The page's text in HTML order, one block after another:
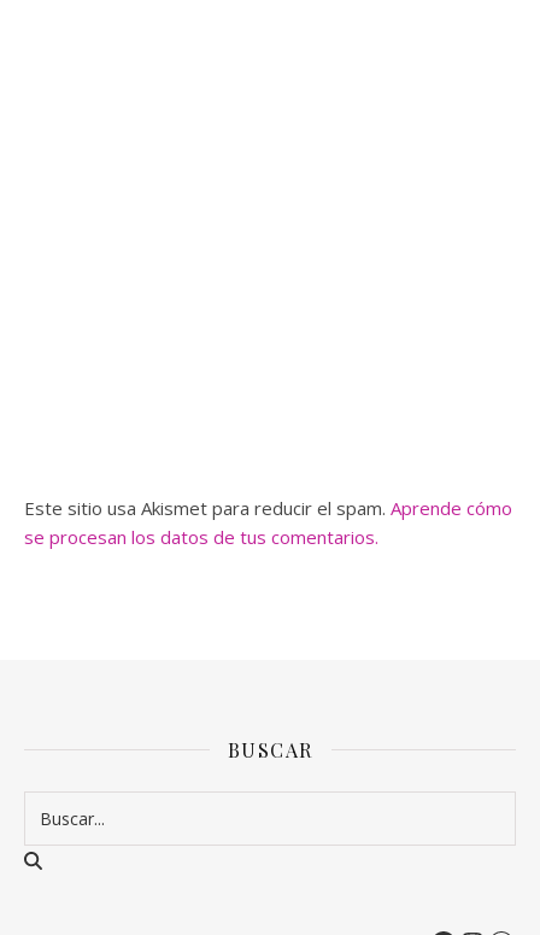
Este sitio usa Akismet para reducir el spam. Aprende cómo
se procesan los datos de tus comentarios.
BUSCAR